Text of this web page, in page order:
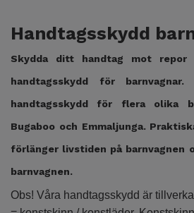
Handtagsskydd
Skydda ditt handtag mot
handtagsskydd för
handtagsskydd för flera olika
Bugaboo och Emmaljunga.
förlänger livstiden på barnvagnen
barnvagnen.
Obs! Våra handtagsskydd är